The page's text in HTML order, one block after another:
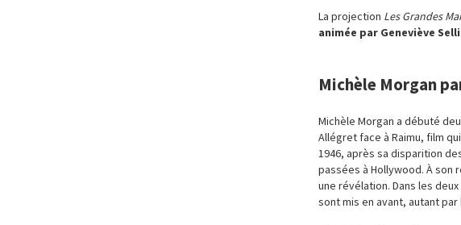
La projection Les Grandes
animée par Geneviève
Michèle Morgan
Michèle Morgan a débuté
Allégret face à Raimu, film
1946, après sa disparition
passées à Hollywood. À son
une révélation. Dans les
sont mis en avant, autant